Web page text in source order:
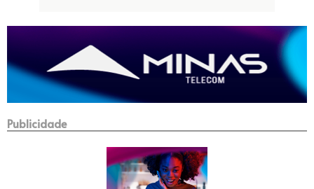
Publicidade